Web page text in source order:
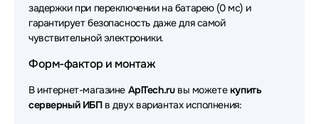
Источники бесперебойного питания (ИБП - UPS)
MARSRIVA
ACD
Источники бесперебойного питания (ИБП - UPS)
Astergo
задержки при переключении на батарею (0 мс) и
гарантирует безопасность даже для самой
чувствительной электроники.
Форм-фактор и монтаж
В интернет-магазине AplTech.ruвы можетекупить
серверный ИБПв двух вариантах исполнения: